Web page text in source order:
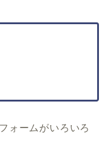
ォームがいろいろ